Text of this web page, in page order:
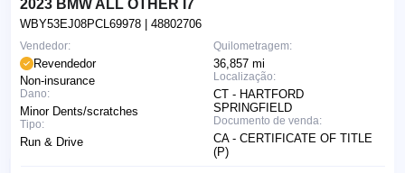
2023 BMW ALL OTHER I7
WBY53EJ08PCL69978 | 48802706
Quilometragem:
36,857 mi
Localização:
CT - HARTFORD
SPRINGFIELD
Documento de venda:
CA - CERTIFICATE OF TITLE
(P)
Vendedor:
Revendedor
Non-insurance
Dano:
Minor Dents/scratches
Tipo:
Run & Drive